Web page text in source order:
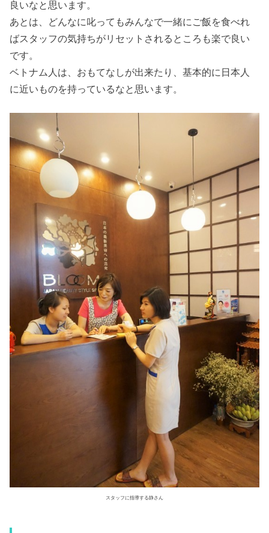
良いなと思います。
あとは、どんなに叱ってもみんなで一緒にご飯を食べれ
ばスタッフの気持ちがリセットされるところも楽で良い
です。
ベトナム人は、おもてなしが出来たり、基本的に日本人
に近いものを持っているなと思います。
スタッフに指導する静さん